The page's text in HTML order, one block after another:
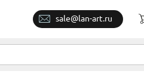
sale@lan-art.ru